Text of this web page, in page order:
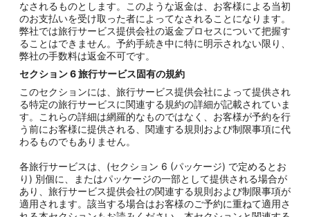
なされるものとします。このような返金は、お客様による当初
のお支払いを受け取った者によってなされることになります。
弊社では旅行サービス提供会社の返金プロセスについて把握す
ることはできません。予約手続き中に特に明示されない限り、
弊社の手数料は返金不可です。
セクション6旅行サービス固有の規約
このセクションには、旅行サービス提供会社によって提供され
る特定の旅行サービスに関連する規約の詳細が記載されていま
す。これらの詳細は網羅的なものではなく、お客様が予約を行
う前にお客様に提供される、関連する規則および制限事項に代
わるものでもありません。
各旅行サービスは、(セクション 6 (パッケージ) で定めるとお
り) 別個に、またはパッケージの一部として提供される場合が
あり、旅行サービス提供会社の関連する規則および制限事項が
適用されます。該当する場合はお客様のご予約に重ねて適用さ